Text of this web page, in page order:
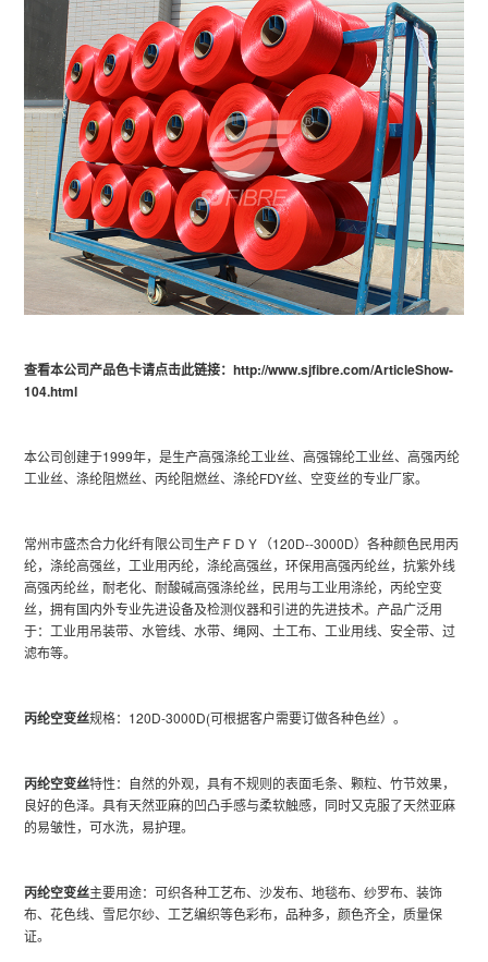
查看本公司产品色卡请点击此链接：http://www.sjfibre.com/ArticleShow-
104.html
本公司创建于1999年，是生产高强涤纶工业丝、高强锦纶工业丝、高强丙纶
工业丝、涤纶阻燃丝、丙纶阻燃丝、涤纶FDY丝、空变丝的专业厂家。
常州市盛杰合力化纤有限公司生产ＦＤＹ（120D--3000D）各种颜色民用丙
纶，涤纶高强丝，工业用丙纶，涤纶高强丝，环保用高强丙纶丝，抗紫外线
高强丙纶丝，耐老化、耐酸碱高强涤纶丝，民用与工业用涤纶，丙纶空变
丝，拥有国内外专业先进设备及检测仪器和引进的先进技术。产品广泛用
于：工业用吊装带、水管线、水带、绳网、土工布、工业用线、安全带、过
滤布等。
丙纶空变丝规格：120D-3000D(可根据客户需要订做各种色丝）。
丙纶空变丝特性：自然的外观，具有不规则的表面毛条、颗粒、竹节效果，
良好的色泽。具有天然亚麻的凹凸手感与柔软触感，同时又克服了天然亚麻
的易皱性，可水洗，易护理。
丙纶空变丝主要用途：可织各种工艺布、沙发布、地毯布、纱罗布、装饰
布、花色线、雪尼尔纱、工艺编织等色彩布，品种多，颜色齐全，质量保
证。